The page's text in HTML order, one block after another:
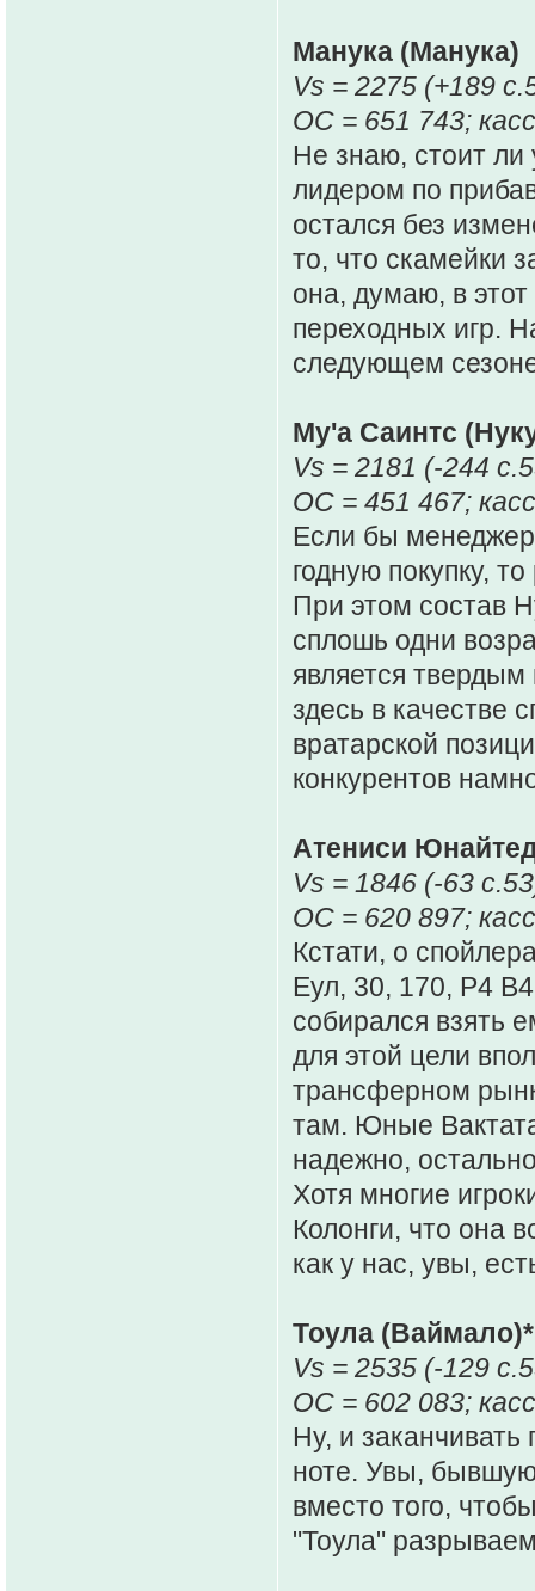
Манука (Манука)
Vs = 2275 (+189
ОС = 651 743;
Не знаю, стоит ли
лидером по
остался без
то, что скамейки
она, думаю, в
переходных игр.
следующем
Му'а Саинтс
Vs = 2181 (-244
ОС = 451 467;
Если бы
годную покупку,
При этом состав
сплошь одни
является
здесь в качестве
вратарской
конкурентов
Атениси
Vs = 1846 (-63
ОС = 620 897;
Кстати, о
Еул, 30, 170, Р4
собирался взять
для этой цели
трансферном
там. Юные
надежно,
Хотя многие
Колонги, что она
как у нас, увы,
Тоула (Ваймало)*
Vs = 2535 (-129
ОС = 602 083;
Ну, и
ноте. Увы, бывшую
вместо того,
"Тоула"